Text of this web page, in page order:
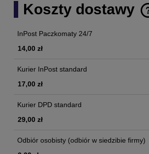
Koszty dostawy
Cena nie zawiera ewentualnych kosztów
InPost Paczkomaty 24/7
14,00 zł
Kurier InPost standard
17,00 zł
Kurier DPD standard
29,00 zł
Odbiór osobisty (odbiór w siedzibie firmy)